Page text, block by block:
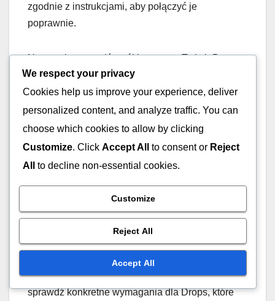
zgodnie z instrukcjami, aby połączyć je
poprawnie.
Następnie sprawdź swój inwentarz Twitch Drops,
aby zobaczyć, czy nagrody są w toku. Czasami
nagrody mogą zająć kilka minut, aby się pojawić.
Jeśli nie pojawią się po rozsądnym czasie,
spróbuj odświeżyć przeglądarkę lub wylogować
się i zalogować ponownie do swojego konta.
Problemy z weryfikacją mogą wystąpić, jeśli Twoje
konto nie jest uznawane za kwalifikujące się do
Twitch Drops. Upewnij się, że oglądałeś
wymagane transmisje przez niezbędny czas.
Każde wydarzenie może mieć różne kryteria, więc
sprawdź konkretne wymagania dla Drops, które
We respect your privacy
Cookies help us improve your experience, deliver
personalized content, and analyze traffic. You can
choose which cookies to allow by clicking
Customize. Click Accept All to consent or Reject
All
to decline non-essential cookies.
Customize
Reject All
Accept All